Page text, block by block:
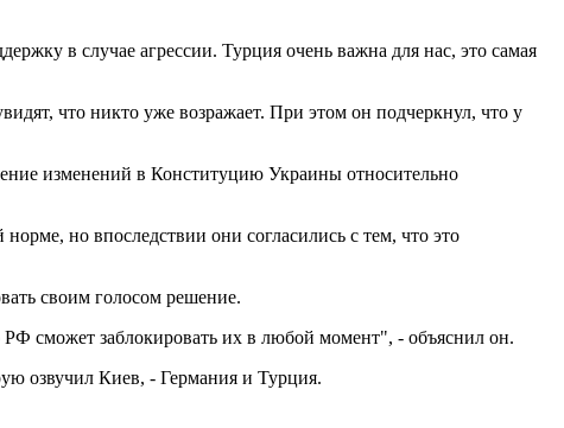
в случае агрессии. Турция очень важна для нас, это самая
что никто уже возражает. При этом он подчеркнул, что у
изменений в Конституцию Украины относительно
но впоследствии они согласились с тем, что это
своим голосом решение.
сможет заблокировать их в любой момент", - объяснил он.
озвучил Киев, - Германия и Турция.